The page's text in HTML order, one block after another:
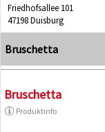
Friedhofsallee 101
47198 Duisburg
Bruschetta
Bruschetta
Produktinfo